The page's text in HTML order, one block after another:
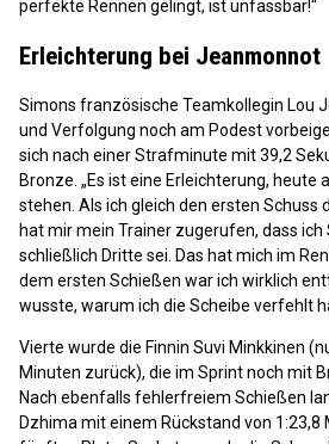
perfekte Rennen gelingt, ist unfassbar!“
Erleichterung bei Jeanmonnot
Simons französische Teamkollegin Lou
und Verfolgung noch am Podest
sich nach einer Strafminute mit 39,2
Bronze. „Es ist eine Erleichterung, heute
stehen. Als ich gleich den ersten Schuss
hat mir mein Trainer zugerufen, dass ich
schließlich Dritte sei. Das hat mich im
dem ersten Schießen war ich wirklich
wusste, warum ich die Scheibe verfehlt
Vierte wurde die Finnin Suvi Minkkinen
Minuten zurück), die im Sprint noch mit
Nach ebenfalls fehlerfreiem Schießen
Dzhima mit einem Rückstand von